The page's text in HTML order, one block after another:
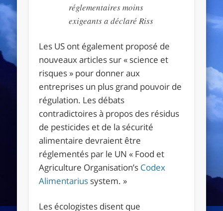
réglementaires moins
exigeants a déclaré Riss
Les US ont également proposé de
nouveaux articles sur « science et
risques » pour donner aux
entreprises un plus grand pouvoir de
régulation. Les débats
contradictoires à propos des résidus
de pesticides et de la sécurité
alimentaire devraient être
réglementés par le UN « Food et
Agriculture Organisation’s Codex
Alimentarius system. »
Les écologistes disent que